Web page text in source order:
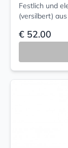
Festlich und
(versilbert)
€ 52.00